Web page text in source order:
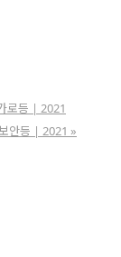
로등 | 2021
안등 | 2021 »